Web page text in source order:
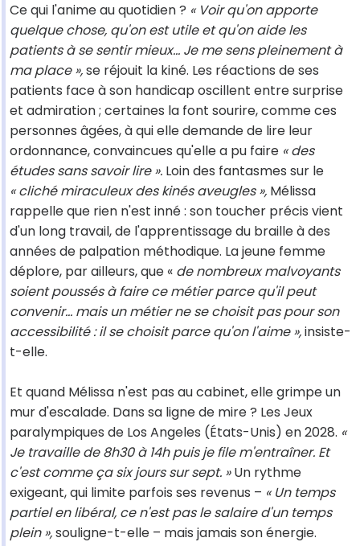
Ce qui l'anime au quotidien ? « Voir qu'on apporte
quelque chose, qu'on est utile et qu'on aide les
patients à se sentir mieux… Je me sens pleinement à
ma place »,se réjouit la kiné. Les réactions de ses
patients face à son handicap oscillent entre surprise
et admiration ; certaines la font sourire, comme ces
personnes âgées, à qui elle demande de lire leur
ordonnance, convaincues qu'elle a pu faire « des
études sans savoir lire ». Loin des fantasmes sur le
« cliché miraculeux des kinés aveugles », Mélissa
rappelle que rien n'est inné : son toucher précis vient
d'un long travail, de l'apprentissage du braille à des
années de palpation méthodique. La jeune femme
déplore, par ailleurs, que « de nombreux malvoyants
soient poussés à faire ce métier parce qu'il peut
convenir… mais un métier ne se choisit pas pour son
accessibilité : il se choisit parce qu'on l'aime »,insiste-
t-elle.
Et quand Mélissa n'est pas au cabinet, elle grimpe un
mur d'escalade. Dans sa ligne de mire ? Les Jeux
paralympiques de Los Angeles (États-Unis) en 2028. «
Je travaille de 8h30 à 14h puis je file m'entraîner. Et
c'est comme ça six jours sur sept. »Un rythme
exigeant, qui limite parfois ses revenus – « Un temps
partiel en libéral, ce n'est pas le salaire d'un temps
plein »,souligne-t-elle – mais jamais son énergie.